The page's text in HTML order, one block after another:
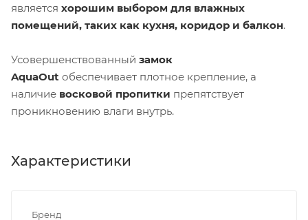
является хорошим выбором для влажных
помещений, таких как кухня, коридор и балкон.
Усовершенствованный замок
AquaOut обеспечивает плотное крепление, а
наличие восковой пропитки препятствует
проникновению влаги внутрь.
Характеристики
Бренд